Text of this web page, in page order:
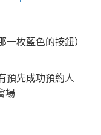
枚藍色的按鈕）
預先成功預約人
場